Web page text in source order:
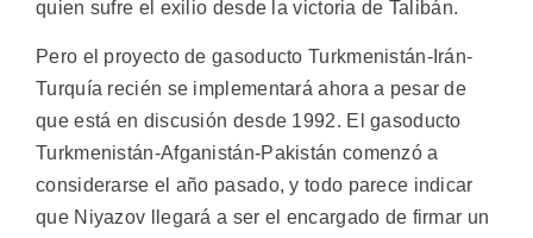
quien sufre el exilio desde la victoria de Talibán.
Pero el proyecto de gasoducto Turkmenistán-Irán-
Turquía recién se implementará ahora a pesar de
que está en discusión desde 1992. El gasoducto
Turkmenistán-Afganistán-Pakistán comenzó a
considerarse el año pasado, y todo parece indicar
que Niyazov llegará a ser el encargado de firmar un